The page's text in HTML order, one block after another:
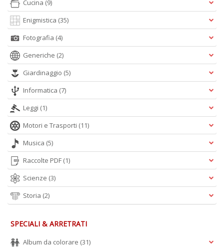
Cucina (9)
Enigmistica (35)
Fotografia (4)
Generiche (2)
Giardinaggio (5)
Informatica (7)
Leggi (1)
Motori e Trasporti (11)
Musica (5)
Raccolte PDF (1)
Scienze (3)
Storia (2)
SPECIALI & ARRETRATI
Album da colorare (31)